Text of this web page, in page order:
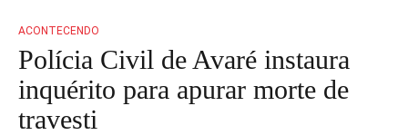
ACONTECENDO
Polícia Civil de Avaré instaura
inquérito para apurar morte de
travesti